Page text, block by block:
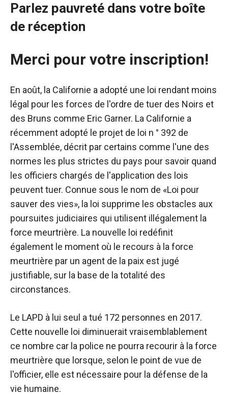
Parlez pauvreté dans votre boîte
de réception
Merci pour votre inscription!
En août, la Californie a adopté une loi rendant moins
légal pour les forces de l'ordre de tuer des Noirs et
des Bruns comme Eric Garner. La Californie a
récemment adopté le projet de loi n ° 392 de
l'Assemblée, décrit par certains comme l'une des
normes les plus strictes du pays pour savoir quand
les officiers chargés de l'application des lois
peuvent tuer. Connue sous le nom de «Loi pour
sauver des vies», la loi supprime les obstacles aux
poursuites judiciaires qui utilisent illégalement la
force meurtrière. La nouvelle loi redéfinit
également le moment où le recours à la force
meurtrière par un agent de la paix est jugé
justifiable, sur la base de la totalité des
circonstances.
Le LAPD à lui seul a tué 172 personnes en 2017.
Cette nouvelle loi diminuerait vraisemblablement
ce nombre car la police ne pourra recourir à la force
meurtrière que lorsque, selon le point de vue de
l'officier, elle est nécessaire pour la défense de la
vie humaine.